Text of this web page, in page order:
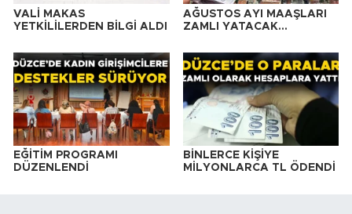
VALİ MAKAS
YETKİLİLERDEN BİLGİ ALDI
AĞUSTOS AYI MAAŞLARI
ZAMLI YATACAK…
EĞİTİM PROGRAMI
DÜZENLENDİ
BİNLERCE KİŞİYE
MİLYONLARCA TL ÖDENDİ